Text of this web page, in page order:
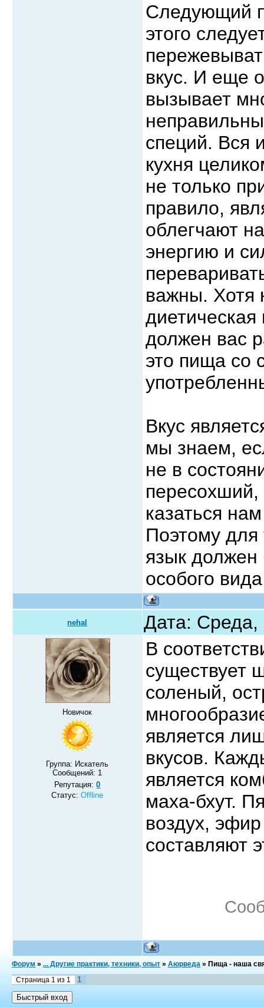
Следующий
этого
вкус. И еще
вызывает
специй. Вся
кухня
не только
правило,
облегчают
энергию и
важны. Хотя
должен вас
это пища со
Вкус
мы знаем,
не в
пересохший,
казаться
Поэтому
язык
особого
nehal Дата:
Новичок
Группа: Искатель
Сообщений: 1
Репутация:0
Статус:Offline
В
существует
соленый,
является
вкусов.
является
маха-бхут.
воздух,
составляют
Форум » ... Другие практики, техники, опыт » Аюрведа » Пища - наша
Страница 1 из 1 1